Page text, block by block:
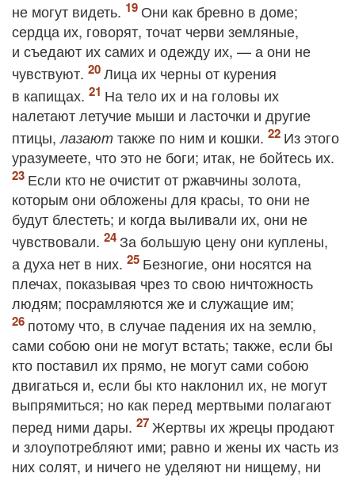
не могут видеть.
Они как бревно в доме;
сердца их, говорят, точат черви земляные,
и съедают их самих и одежду их, — а они не
чувствуют.
Лица их черны от курения
в капищах.
На тело их и на головы их
налетают летучие мыши и ласточки и другие
птицы,лазают также по ним и кошки.
Из этого
уразумеете, что это не боги; итак, не бойтесь их.
Если кто не очистит от ржавчины золота,
которым они обложены для красы, то они не
будут блестеть; и когда выливали их, они не
чувствовали.
За большую цену они куплены,
а духа нет в них.
Безногие, они носятся на
плечах, показывая чрез то свою ничтожность
людям; посрамляются же и служащие им;
потому что, в случае падения их на землю,
сами собою они не могут встать; также, если бы
кто поставил их прямо, не могут сами собою
двигаться и, если бы кто наклонил их, не могут
выпрямиться; но как перед мертвыми полагают
перед ними дары.
Жертвы их жрецы продают
и злоупотребляют ими; равно и жены их часть из
них солят, и ничего не уделяют ни нищему, ни